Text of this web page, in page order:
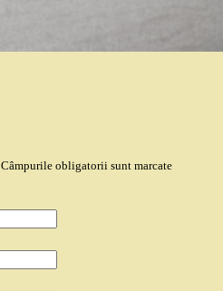
Câmpurile obligatorii sunt marcate